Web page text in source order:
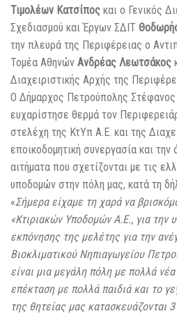
Τιμολέων Κατσίπος και ο Γενικός
Σχεδιασμού και Έργων ΣΔΙΤ
την πλευρά της Περιφέρειας ο
Τομέα Αθηνών Ανδρέας Λεωτσάκος
Διαχειριστικής Αρχής της
Ο Δήμαρχος Πετρούπολης
ευχαρίστησε θερμά τον
στελέχη της ΚτΥπ Α.Ε. και της
εποικοδομητική συνεργασία και
αιτήματα που σχετίζονται με τις
υποδομών στην πόλη μας, κατά τη
«Σήμερα είχαμε τη χαρά να
«Κτιριακών Υποδομών Α.Ε., για την
εκπόνησης της μελέτης για την
Βιοκλιματικού Νηπιαγωγείου
είναι μια μεγάλη πόλη με πολλά νέα
επέκταση με πολλά παιδιά και το
της θητείας μας κατασκευάζονται